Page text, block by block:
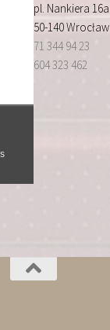
pl. Nankiera 16a
50-140 Wrocław
71 344 94 23
604 323 462